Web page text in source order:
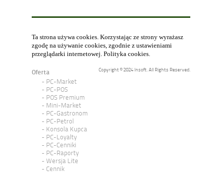
Ta strona używa cookies. Korzystając ze strony wyrażasz
zgodę na używanie cookies, zgodnie z ustawieniami
przeglądarki internetowej. Polityka cookies.
Copyright © 2024 Insoft. All Rights Reserved.
Oferta
PC-Market
PC-POS
POS Premium
Mini-Market
PC-Gastronom
PC-Petrol
Konsola Kupca
PC-Loyalty
PC-Cenniki
PC-Raporty
Wersja Lite
Cennik